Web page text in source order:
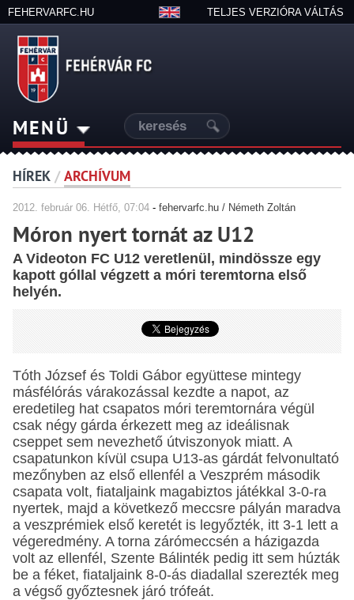
FEHERVARFC.HU TELJES VERZIÓRA VÁLTÁS
MENÜ
HÍREK / ARCHÍVUM
2012. február06. Hétfő, 07:04- fehervarfc.hu / Németh Zoltán
Móron nyert tornát az U12
A Videoton FC U12 veretlenül, mindössze egy
kapott góllal végzett a móri teremtorna első
helyén.
Tóth József és Toldi Gábor együttese mintegy
másfélórás várakozással kezdte a napot, az
eredetileg hat csapatos móri teremtornára végül
csak négy gárda érkezett meg az ideálisnak
cseppet sem nevezhető útviszonyok miatt. A
csapatunkon kívül csupa U13-as gárdát felvonultató
mezőnyben az első ellenfél a Veszprém második
csapata volt, fiataljaink magabiztos játékkal 3-0-ra
nyertek, majd a következő meccsre pályán maradva
a veszprémiek első keretét is legyőzték, itt 3-1 lett a
végeredmény. A torna zárómeccsén a házigazda
volt az ellenfél, Szente Bálinték pedig itt sem húzták
be a féket, fiataljaink 8-0-ás diadallal szerezték meg
a végső győztesnek járó trófeát.